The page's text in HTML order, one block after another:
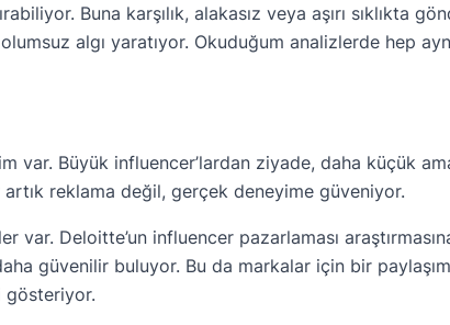
Buna karşılık, alakasız veya aşırı sıklıkta
olumsuz algı yaratıyor. Okuduğum analizlerde hep
var. Büyük influencer’lardan ziyade, daha küçük
reklama değil, gerçek deneyime güveniyor.
var. Deloitte’un influencer pazarlaması
güvenilir buluyor. Bu da markalar için bir
gösteriyor.